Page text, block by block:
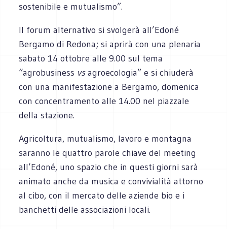
sostenibile e mutualismo”.
Il forum alternativo si svolgerà all’Edoné
Bergamo di Redona; si aprirà con una plenaria
sabato 14 ottobre alle 9.00 sul tema
“agrobusiness vsagroecologia” e si chiuderà
con una manifestazione a Bergamo, domenica
con concentramento alle 14.00 nel piazzale
della stazione.
Agricoltura, mutualismo, lavoro e montagna
saranno le quattro parole chiave del meeting
all’Edoné, uno spazio che in questi giorni sarà
animato anche da musica e convivialità attorno
al cibo, con il mercato delle aziende bio e i
banchetti delle associazioni locali.